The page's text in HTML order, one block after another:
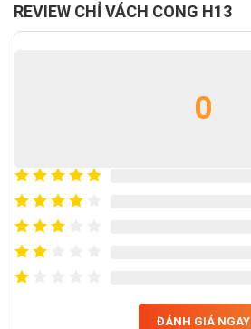
REVIEW CHỈ VÁCH CONG H13
0
ĐÁNH GIÁ NGAY